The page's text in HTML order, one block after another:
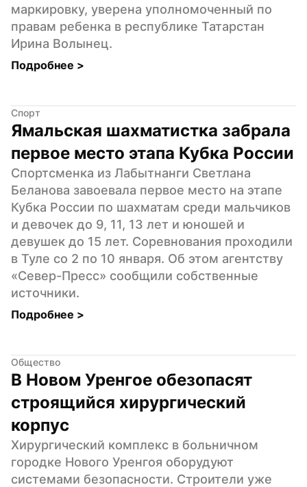
маркировку, уверена уполномоченный по
правам ребенка в республике Татарстан
Ирина Волынец.
Подробнее >
Спорт
Ямальская шахматистка забрала
первое место этапа Кубка России
Спортсменка из Лабытнанги Светлана
Беланова завоевала первое место на этапе
Кубка России по шахматам среди мальчиков
и девочек до 9, 11, 13 лет и юношей и
девушек до 15 лет. Соревнования проходили
в Туле со 2 по 10 января. Об этом агентству
«Север-Пресс» сообщили собственные
источники.
Подробнее >
Общество
В Новом Уренгое обезопасят
строящийся хирургический
корпус
Хирургический комплекс в больничном
городке Нового Уренгоя оборудуют
системами безопасности. Строители уже